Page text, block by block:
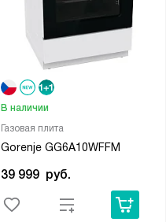
Газовая плита
Gorenje GG6A10WFFM
В наличии
39 999 руб.